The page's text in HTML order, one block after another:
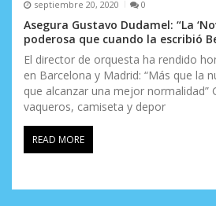
septiembre 20, 2020 0
Asegura Gustavo Dudamel: “La
poderosa que cuando la escribió
El director de orquesta ha rendido
en Barcelona y Madrid: “Más que la
que alcanzar una mejor normalidad”
vaqueros, camiseta y depor
READ MORE